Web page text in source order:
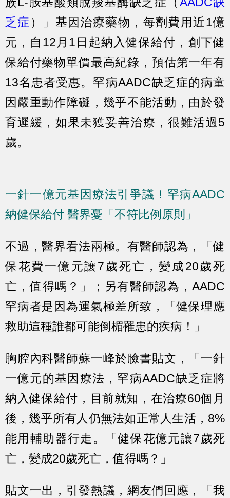
乏症 ）」基因治療藥物，每劑費用近1億
元，自12月1日起納入健保給付，創下健
保給付藥物單價最高紀錄，預估第一年有
13名患者受惠。罕病AADC缺乏症的病童
因嚴重動作障礙，幾乎不能活動，由於發
育遲緩，如果未獲妥善治療，很難活過5
歲。
一針一億元基因療法引爭議！罕病AADC
納健保給付 醫界憂「不符比例原則」
不過，醫界看法兩極。有醫師認為，「健
保花費一億元讓7歲死亡，變成20歲死
亡，值得嗎？」；另有醫師認為，AADC
罕病者是因為運氣極差所致，「健保理應
救助這種誰都可能倒楣罹患的疾病！」
胸腔內科醫師蘇一峰於臉書貼文，「一針
一億元的基因療法，罕病AADC缺乏症將
納入健保給付，目前就知，在治療60個月
後，幾乎所有人仍無法如正常人生活，8%
能用輔助器行走。「健保花億元讓7歲死
亡，變成20歲死亡，值得嗎？」
貼文一出，引發熱議，網友們回應，「我